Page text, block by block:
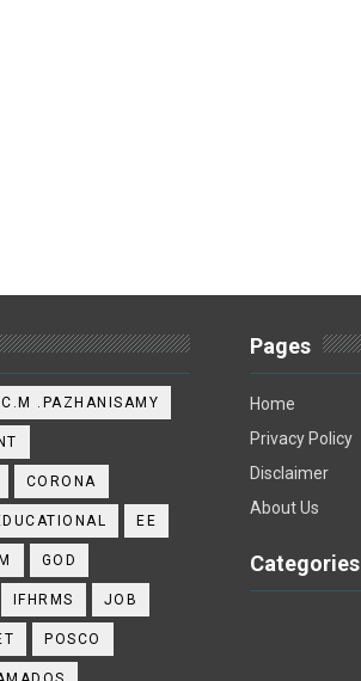
C.M .PAZHANISAMY
CORONA
EE
GOD
IFHRMS JOB
POSCO
Pages
Home
Privacy Policy
Disclaimer
About Us
Categories